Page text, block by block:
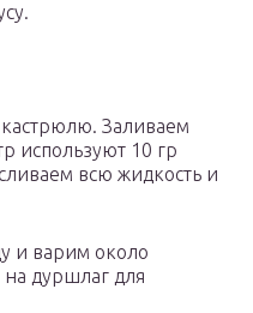
Заливаем
используют 10 гр
всю жидкость и
и варим около
дуршлаг для